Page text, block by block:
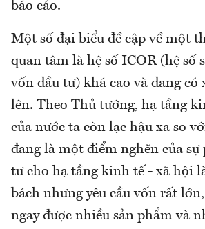
báo cáo.
Một số đại biểu đề cập về một
quan tâm là hệ số ICOR (hệ số
vốn đầu tư) khá cao và đang có
lên. Theo Thủ tướng, hạ tầng
của nước ta còn lạc hậu xa so
đang là một điểm nghẽn của
tư cho hạ tầng kinh tế - xã hội
bách nhưng yêu cầu vốn rất
ngay được nhiều sản phẩm và